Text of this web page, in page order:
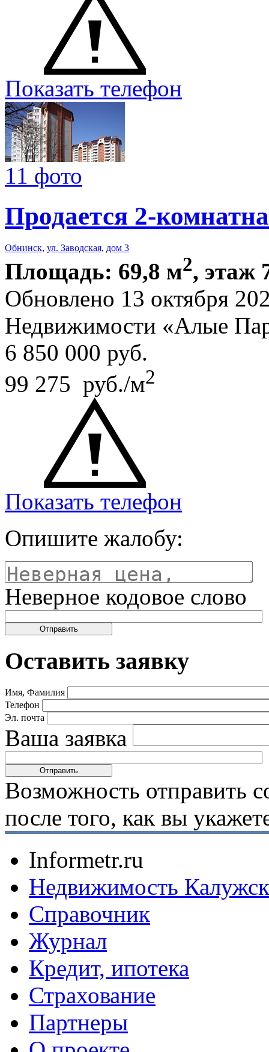
Показать телефон
11 фото
Продается 2-
Обнинск, ул. Заводская, дом 3
Площадь: 69,8 м2, этаж
Обновлено 13 октября
Недвижимости «Алые
6 850 000 руб.
99 275 руб./м2
Показать телефон
Опишите жалобу:
Неверное кодовое слово
Оставить заявку
Имя, Фамилия
Телефон
Эл. почта
Ваша заявка
Возможность отправить
после того, как вы
Informetr.ru
Недвижимость
Справочник
Журнал
Кредит, ипотека
Страхование
Партнеры